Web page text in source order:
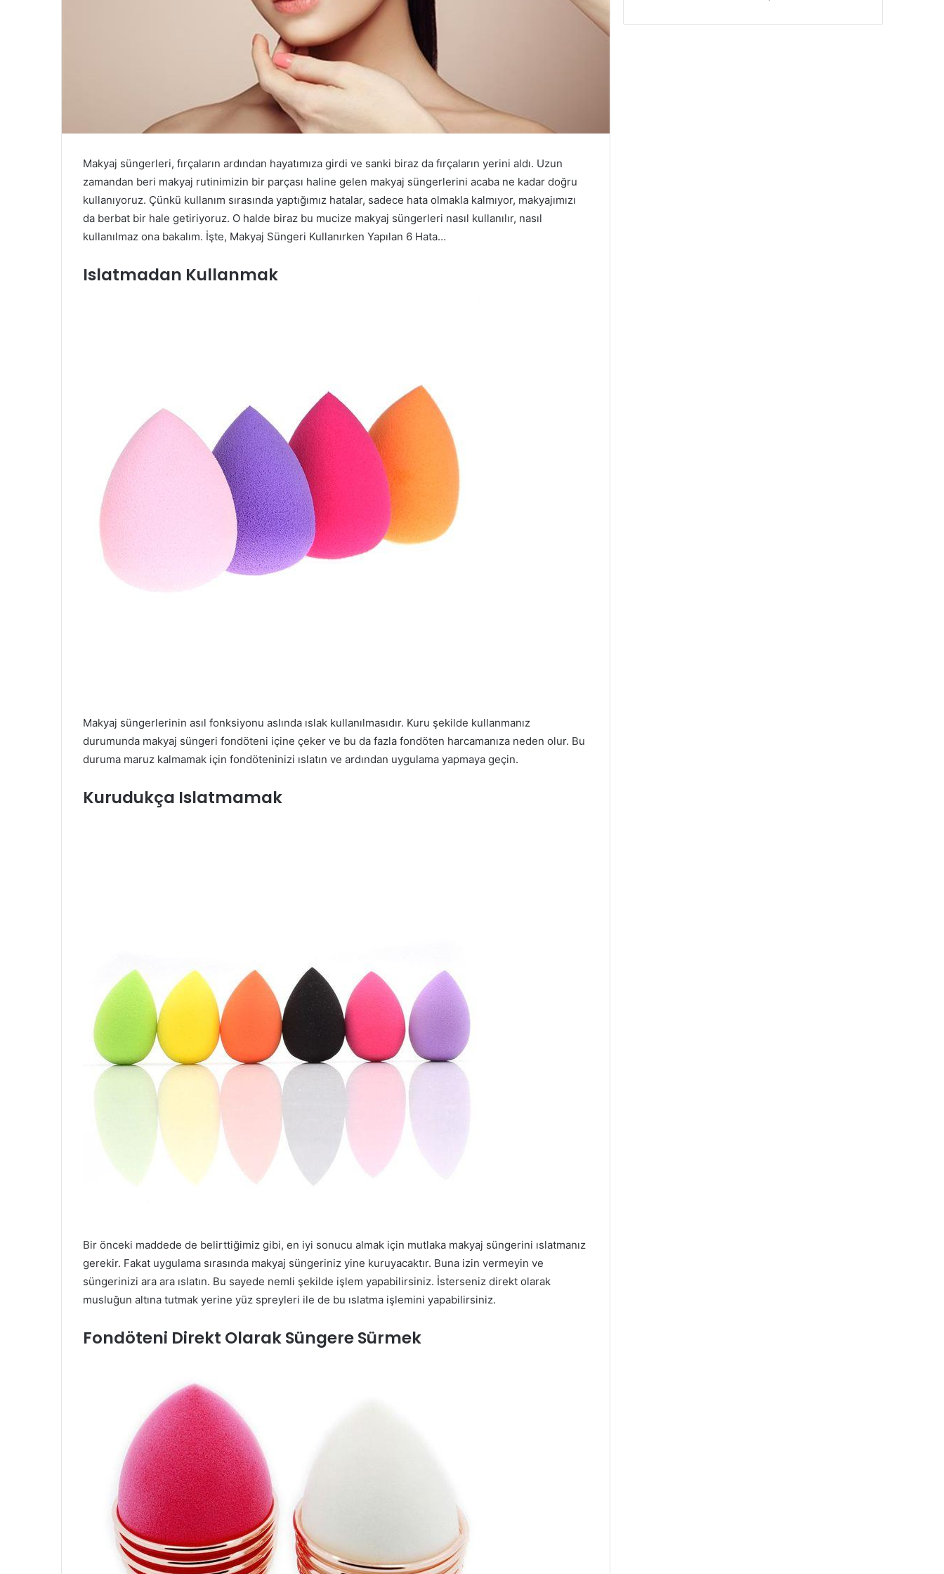
Makyaj süngerleri, fırçaların ardından hayatımıza girdi ve sanki biraz da fırçaların yerini aldı. Uzun
zamandan beri makyaj rutinimizin bir parçası haline gelen makyaj süngerlerini acaba ne kadar doğru
kullanıyoruz. Çünkü kullanım sırasında yaptığımız hatalar, sadece hata olmakla kalmıyor, makyajımızı
da berbat bir hale getiriyoruz. O halde biraz bu mucize makyaj süngerleri nasıl kullanılır, nasıl
kullanılmaz ona bakalım. İşte, Makyaj Süngeri Kullanırken Yapılan 6 Hata…
Islatmadan Kullanmak
Makyaj süngerlerinin asıl fonksiyonu aslında ıslak kullanılmasıdır. Kuru şekilde kullanmanız
durumunda makyaj süngeri fondöteni içine çeker ve bu da fazla fondöten harcamanıza neden olur. Bu
duruma maruz kalmamak için fondöteninizi ıslatın ve ardından uygulama yapmaya geçin.
Kurudukça Islatmamak
Bir önceki maddede de belirttiğimiz gibi, en iyi sonucu almak için mutlaka makyaj süngerini ıslatmanız
gerekir. Fakat uygulama sırasında makyaj süngeriniz yine kuruyacaktır. Buna izin vermeyin ve
süngerinizi ara ara ıslatın. Bu sayede nemli şekilde işlem yapabilirsiniz. İsterseniz direkt olarak
musluğun altına tutmak yerine yüz spreyleri ile de bu ıslatma işlemini yapabilirsiniz.
Fondöteni Direkt Olarak Süngere Sürmek